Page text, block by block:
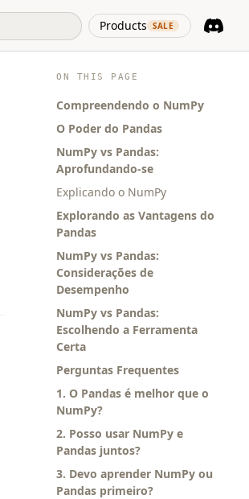
Products SALE
(opens in
ON THIS PAGE
Compreendendo o NumPy
O Poder do Pandas
NumPy vs Pandas:
Aprofundando-se
Explicando o NumPy
Explorando as Vantagens do
Pandas
NumPy vs Pandas:
Considerações de
Desempenho
NumPy vs Pandas:
Escolhendo a Ferramenta
Certa
Perguntas Frequentes
1. O Pandas é melhor que o
NumPy?
2. Posso usar NumPy e
Pandas juntos?
3. Devo aprender NumPy ou
Pandas primeiro?